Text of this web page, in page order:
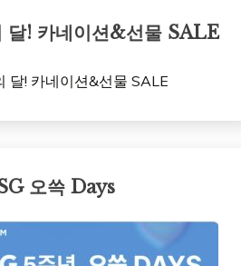
달! 카네이션&선물 SALE
오쓱 Days